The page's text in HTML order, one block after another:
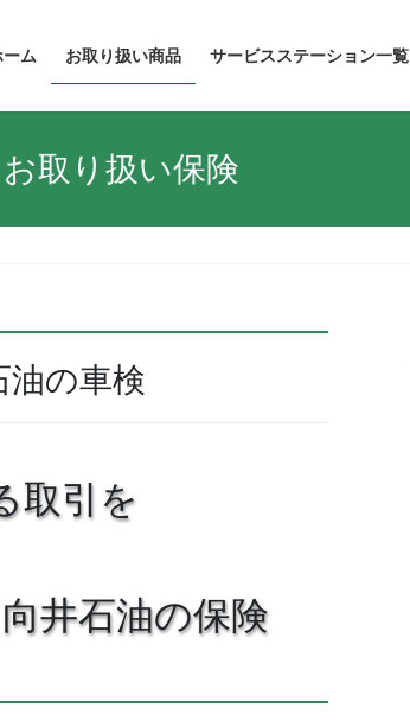
ーム お取り扱い商品
作成中
サービスステーション一覧
お取り扱い保険
油の車検
取引を
向井石油の保険